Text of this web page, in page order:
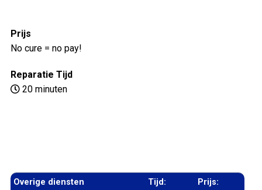
Prijs
No cure = no pay!
Reparatie Tijd
20 minuten
Overige diensten Tijd:
Prijs: